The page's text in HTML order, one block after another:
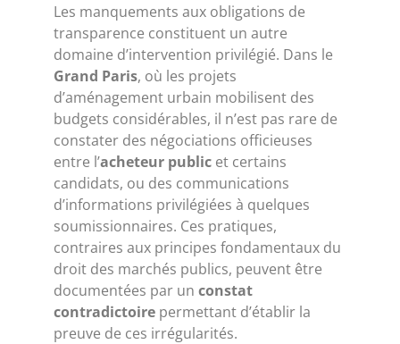
Les manquements aux obligations de
transparence constituent un autre
domaine d’intervention privilégié. Dans le
Grand Paris, où les projets
d’aménagement urbain mobilisent des
budgets considérables, il n’est pas rare de
constater des négociations officieuses
entre l’acheteur public et certains
candidats, ou des communications
d’informations privilégiées à quelques
soumissionnaires. Ces pratiques,
contraires aux principes fondamentaux du
droit des marchés publics, peuvent être
documentées par un constat
contradictoire permettant d’établir la
preuve de ces irrégularités.